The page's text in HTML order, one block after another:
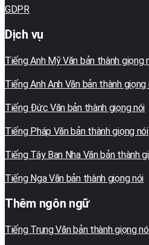
GDPR
Dịch vụ
Tiếng Anh Mỹ Văn bản thành giọng
Tiếng Anh Anh Văn bản thành giọng
Tiếng Đức Văn bản thành giọng nói
Tiếng Pháp Văn bản thành giọng nói
Tiếng Tây Ban Nha Văn bản thành
Tiếng Nga Văn bản thành giọng nói
Thêm ngôn ngữ
Tiếng Trung Văn bản thành giọng